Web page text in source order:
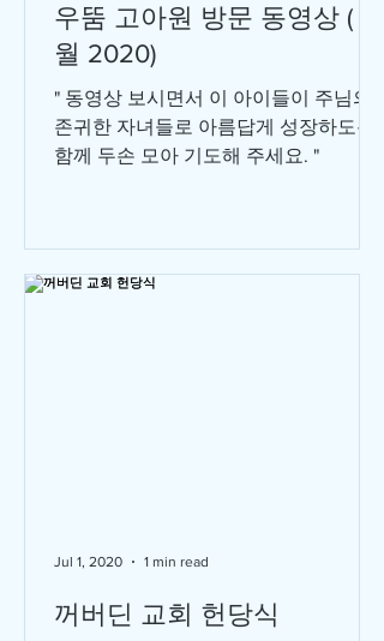
우뚬 고아원 방문 동영상 ( 7
월 2020)
" 동영상 보시면서 이 아이들이 주님의
존귀한 자녀들로 아름답게 성장하도록
함께 두손 모아 기도해 주세요. "
꺼버딘 교회 헌당식
Jul 1, 2020 1 min read